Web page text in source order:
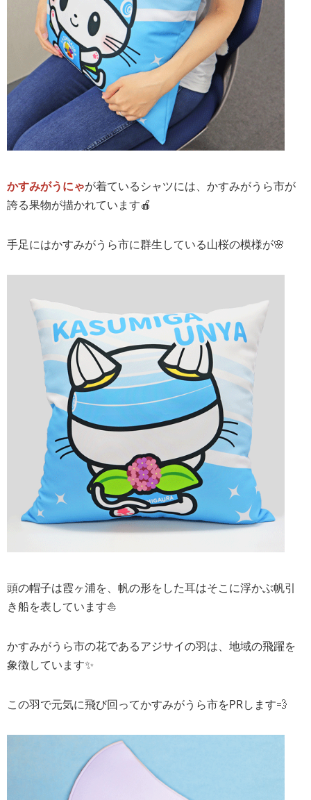
かすみがうにゃが着ているシャツには、かすみがうら市が
誇る果物が描かれています🍎
手足にはかすみがうら市に群生している山桜の模様が🌸
頭の帽子は霞ヶ浦を、帆の形をした耳はそこに浮かぶ帆引
き船を表しています⛵️
かすみがうら市の花であるアジサイの羽は、地域の飛躍を
象徴しています✨
この羽で元気に飛び回ってかすみがうら市をPRします💨